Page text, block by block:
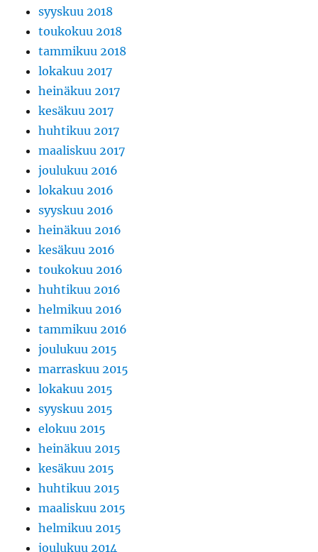
syyskuu 2018
toukokuu 2018
tammikuu 2018
lokakuu 2017
heinäkuu 2017
kesäkuu 2017
huhtikuu 2017
maaliskuu 2017
joulukuu 2016
lokakuu 2016
syyskuu 2016
heinäkuu 2016
kesäkuu 2016
toukokuu 2016
huhtikuu 2016
helmikuu 2016
tammikuu 2016
joulukuu 2015
marraskuu 2015
lokakuu 2015
syyskuu 2015
elokuu 2015
heinäkuu 2015
kesäkuu 2015
huhtikuu 2015
maaliskuu 2015
helmikuu 2015
joulukuu 2014